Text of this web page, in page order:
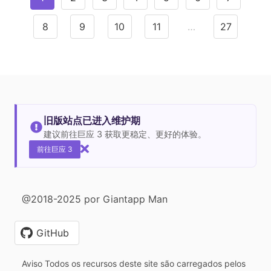
8 9 10 11 … 27
旧版站点已进入维护期
建议前往巨应 3 获取更稳定、更好的体验。
前往巨应 3
@2018-2025 por Giantapp Man
GitHub
Aviso Todos os recursos deste site são carregados pelos